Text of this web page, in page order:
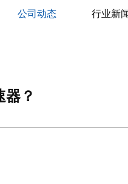
公司动态 行业新
？